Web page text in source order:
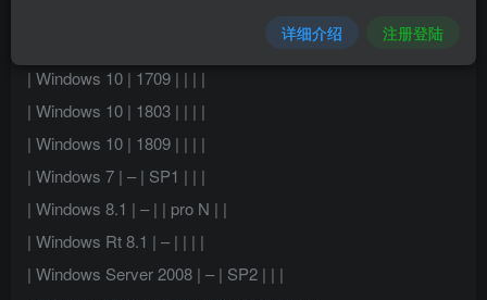
| Windows 10 | 1709 | | | |
| Windows 10 | 1803 | | | |
| Windows 10 | 1809 | | | |
| Windows 7 | – | SP1 | | |
| Windows 8.1 | – | | pro N | |
| Windows Rt 8.1 | – | | | |
| Windows Server 2008 | – | SP2 | | |
详细介绍 注册登陆